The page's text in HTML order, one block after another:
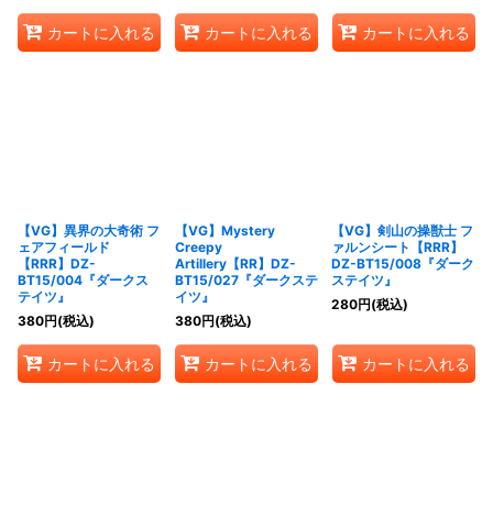
カートに入れる カートに入れる カートに入れる
【VG】異界の大奇術 フ
ェアフィールド
【RRR】DZ-
BT15/004『ダークス
テイツ』
380円(税込)
カートに入れる
【VG】Mystery
Creepy
Artillery【RR】DZ-
BT15/027『ダークステ
イツ』
380円(税込)
カートに入れる
【VG】剣山の操獣士 フ
ァルンシート【RRR】
DZ-BT15/008『ダーク
ステイツ』
280円(税込)
カートに入れる